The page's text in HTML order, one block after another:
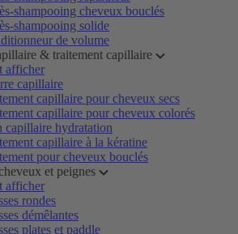
shampooing cheveux bouclés
shampooing solide
de volume
& traitement capillaire
afficher
capillaire
capillaire pour cheveux secs
capillaire pour cheveux colorés
capillaire hydratation
capillaire à la kératine
pour cheveux bouclés
et peignes
afficher
rondes
démêlantes
plates et paddle